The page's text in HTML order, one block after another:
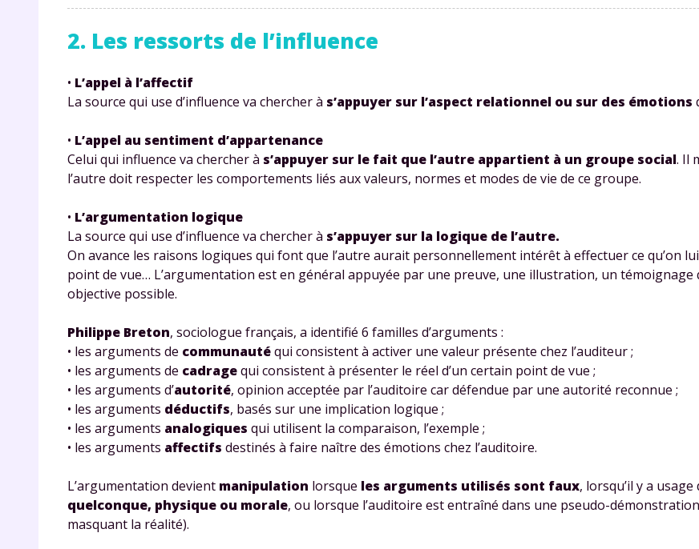
2. Les ressorts de l’influence
• L’appel à l’affectif
La source qui use d’influence va chercher à s’appuyer sur l’aspect relationnel ou sur des émotions
• L’appel au sentiment d’appartenance
Celui qui influence va chercher à s’appuyer sur le fait que l’autre appartient à un groupe social. Il
l’autre doit respecter les comportements liés aux valeurs, normes et modes de vie de ce groupe.
• L’argumentation logique
La source qui use d’influence va chercher à s’appuyer sur la logique de l’autre.
On avance les raisons logiques qui font que l’autre aurait personnellement intérêt à effectuer ce qu’on
point de vue… L’argumentation est en général appuyée par une preuve, une illustration, un témoignage
objective possible.
Philippe Breton, sociologue français, a identifié 6 familles d’arguments :
• les arguments de communautéqui consistent à activer une valeur présente chez l’auditeur ;
• les arguments de cadragequi consistent à présenter le réel d’un certain point de vue ;
• les arguments d’autorité, opinion acceptée par l’auditoire car défendue par une autorité reconnue ;
• les arguments déductifs, basés sur une implication logique ;
• les arguments analogiques qui utilisent la comparaison, l’exemple ;
• les arguments affectifs destinés à faire naître des émotions chez l’auditoire.
L’argumentation devient manipulation lorsque les arguments utilisés sont faux, lorsqu’il y a usage
quelconque, physique ou morale, ou lorsque l’auditoire est entraîné dans une pseudo-
masquant la réalité).
Envie de progresser et de
réussir votre année
Testez gratuitement pendant 24h